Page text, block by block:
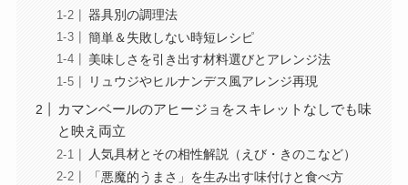
器具別の調理法
簡単＆失敗しない時短レシピ
美味しさを引き出す材料選びとアレンジ法
リュウジやヒルナンデス風アレンジ再現
カマンベールのアヒージョをスキレットなしでも味
と映え両立
人気具材とその相性解説（えび・きのこなど）
「悪魔的うまさ」を生み出す味付けと食べ方